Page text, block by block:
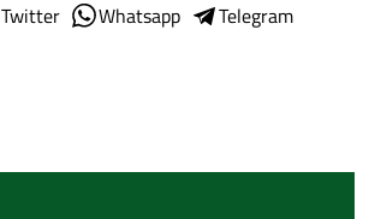
Twitter Whatsapp
Telegram